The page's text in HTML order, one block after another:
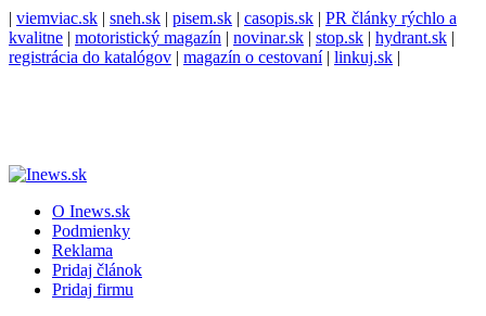
| viemviac.sk | sneh.sk | pisem.sk | casopis.sk | PR články rýchlo a
kvalitne | motoristický magazín | novinar.sk | stop.sk | hydrant.sk |
registrácia do katalógov | magazín o cestovaní| linkuj.sk |
O Inews.sk
Podmienky
Reklama
Pridaj článok
Pridaj firmu